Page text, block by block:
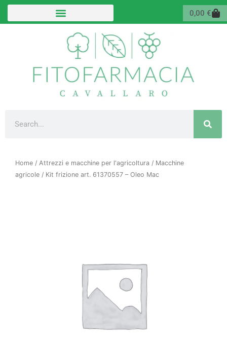
Vai
0,00 €
Home / Attrezzi e macchine per l'agricoltura / Macchine
agricole / Kit frizione art. 61370557 – Oleo Mac